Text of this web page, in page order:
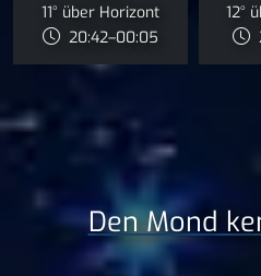
11° über Horizont
20:42–00:05
12°
Den Mond